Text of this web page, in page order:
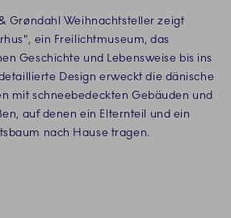
Grøndahl Weihnachtsteller zeigt
ein Freilichtmuseum, das
Geschichte und Lebensweise bis ins
Design erweckt die dänische
mit schneebedeckten Gebäuden und
auf denen ein Elternteil und ein
nach Hause tragen.